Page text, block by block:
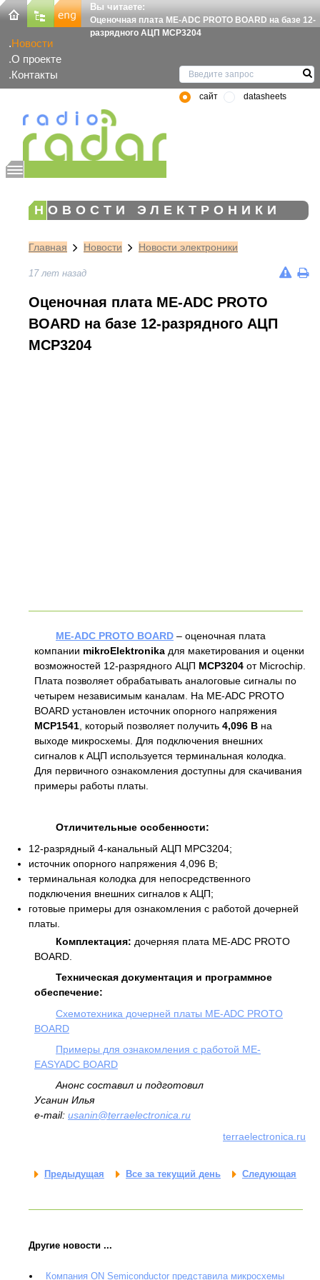
Вы читаете:
Оценочная плата ME-ADC PROTO BOARD на базе 12-
разрядного АЦП MCP3204
Новости
О проекте
Контакты
сайт datasheets
НОВОСТИ ЭЛЕКТРОНИКИ
Главная Новости Новости электроники
17 лет назад
Оценочная плата ME-ADC PROTO
BOARD на базе 12-разрядного АЦП
MCP3204
ME-ADC PROTO BOARD – оценочная плата
компании mikroElektronika для макетирования и оценки
возможностей 12-разрядного АЦП MCP3204 от Microchip.
Плата позволяет обрабатывать аналоговые сигналы по
четырем независимым каналам. На ME-ADC PROTO
BOARD установлен источник опорного напряжения
MCP1541 , который позволяет получить 4,096 В на
выходе микросхемы. Для подключения внешних
сигналов к АЦП используется терминальная колодка.
Для первичного ознакомления доступны для скачивания
примеры работы платы.
Отличительные особенности:
12-разрядный 4-канальный АЦП MPC3204;
источник опорного напряжения 4,096 В;
терминальная колодка для непосредственного
подключения внешних сигналов к АЦП;
готовые примеры для ознакомления с работой дочерней
платы.
Комплектация: дочерняя плата ME-ADC PROTO
BOARD.
Техническая документация и программное
обеспечение:
Схемотехника дочерней платы ME-ADC PROTO
BOARD
Примеры для ознакомления с работой ME-
EASYADC BOARD
Анонс составил и подготовил
Усанин Илья
e-mail: usanin@terraelectronica.ru
terraelectronica.ru
Предыдущая Все за текущий день Следующая
Другие новости ...
Компания ON Semiconductor представила микросхемы